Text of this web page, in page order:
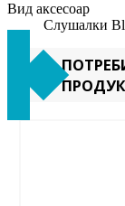
Вид аксесоар
Слушалки